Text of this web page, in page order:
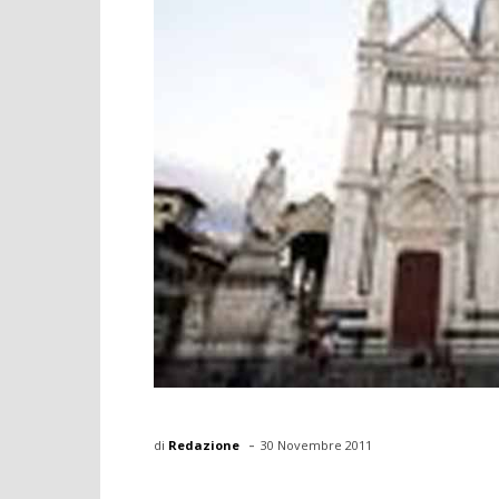
di Redazione - 30 Novembre 2011